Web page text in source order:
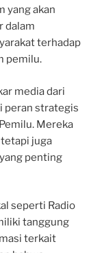
yang akan
dalam
terhadap
pemilu.
media dari
peran strategis
Mereka
juga
penting
seperti Radio
tanggung
terkait